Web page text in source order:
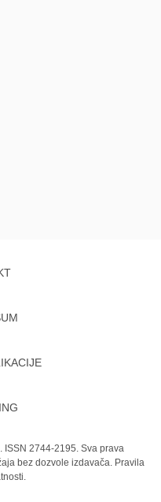
ISSN 2744-2195. Sva prava
bez dozvole izdavača. Pravila